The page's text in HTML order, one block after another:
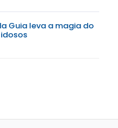
Guia leva a magia do